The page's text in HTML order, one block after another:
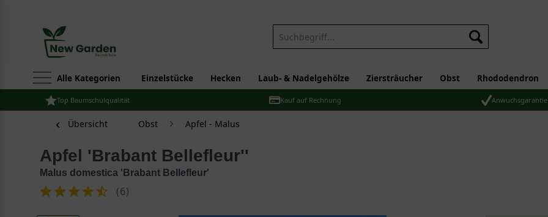
Alle Kategorien Einzelstücke Hecken Laub- & Nadelgehölze Ziersträucher Obst Rhododendron
Top Baumschulqualität Kauf auf Rechnung Anwuchsgarantie
Übersicht Obst Apfel - Malus
Apfel 'Brabant Bellefleur''
Malus domestica 'Brabant Bellefleur'
(6)